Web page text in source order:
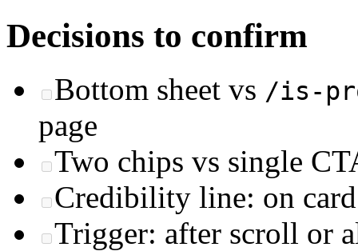
Decisions to confirm
Bottom sheet vs /is-
page
Two chips vs single
Credibility line: on
Trigger: after scroll or